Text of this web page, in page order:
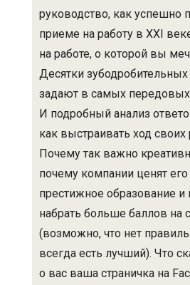
руководство, как успешно
приеме на работу в XXI
на работе, о которой вы
Десятки
задают в самых
И подробный анализ
как выстраивать ход
Почему так важно
почему компании ценят
престижное образование
набрать больше баллов на
(возможно, что нет
всегда есть лучший). Что
о вас ваша страничка на